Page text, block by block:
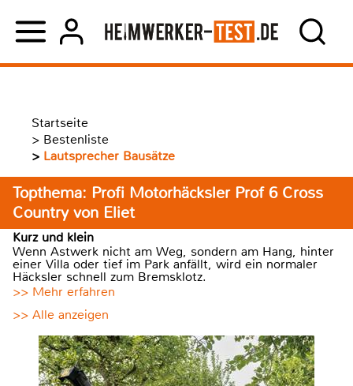
Startseite
> Bestenliste
> Lautsprecher Bausätze
Topthema: Profi Motorhäcksler Prof 6 Cross
Country von Eliet
Kurz und klein
Wenn Astwerk nicht am Weg, sondern am Hang, hinter
einer Villa oder tief im Park anfällt, wird ein normaler
Häcksler schnell zum Bremsklotz.
>> Mehr erfahren
>> Alle anzeigen